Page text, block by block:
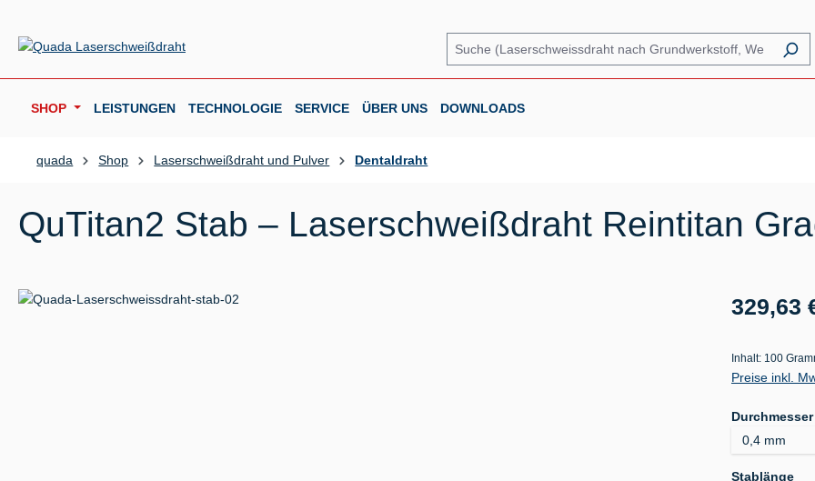
SHOP LEISTUNGEN TECHNOLOGIE SERVICE ÜBER UNS DOWNLOADS
quada Shop Laserschweißdraht und Pulver Dentaldraht
QuTitan2 Stab – Laserschweißdraht Reintitan
Bildergalerie überspringen Regulärer
329,63
Inhalt: 100
Preise inkl.
Durchmesser
Stablänge